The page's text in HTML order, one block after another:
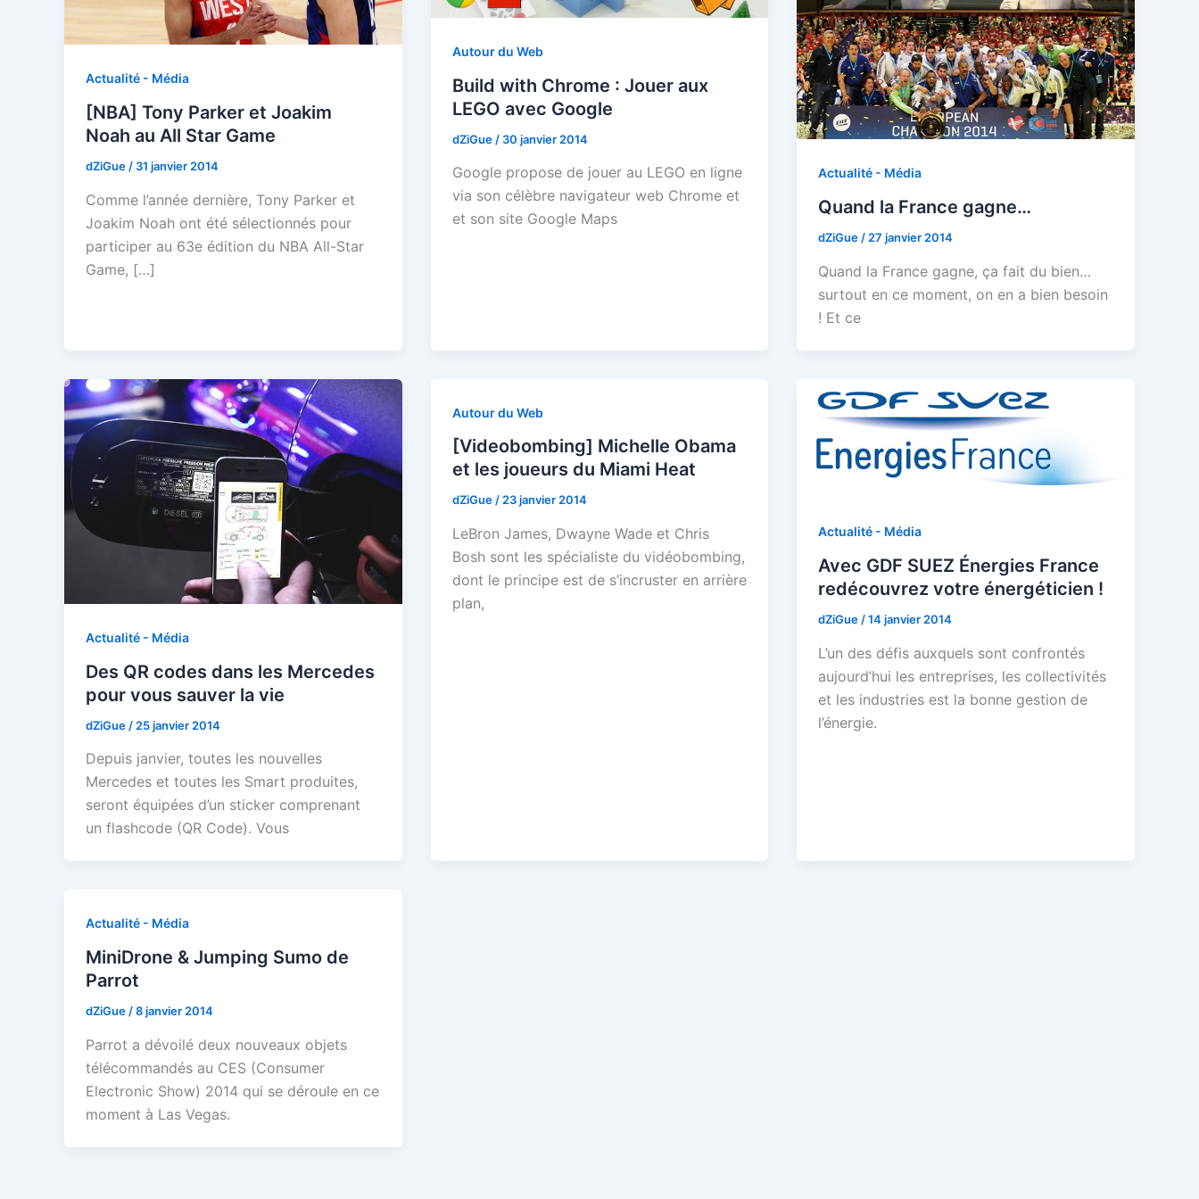
Actualité - Média
[NBA] Tony Parker et Joakim
Noah au All Star Game
dZiGue / 31 janvier 2014
Comme l’année dernière, Tony Parker et
Joakim Noah ont été sélectionnés pour
participer au 63e édition du NBA All-Star
Game, […]
Autour du Web
Build with Chrome : Jouer aux
LEGO avec Google
dZiGue / 30 janvier 2014
Google propose de jouer au LEGO en ligne
via son célèbre navigateur web Chrome et
et son site Google Maps
Actualité - Média
Quand la France gagne…
dZiGue / 27 janvier 2014
Quand la France gagne, ça fait du bien…
surtout en ce moment, on en a bien besoin
! Et ce
Actualité - Média
Des QR codes dans les Mercedes
pour vous sauver la vie
dZiGue / 25 janvier 2014
Depuis janvier, toutes les nouvelles
Mercedes et toutes les Smart produites,
seront équipées d’un sticker comprenant
un flashcode (QR Code). Vous
Autour du Web
[Videobombing] Michelle Obama
et les joueurs du Miami Heat
dZiGue/23 janvier 2014
LeBron James, Dwayne Wade et Chris
Bosh sont les spécialiste du vidéobombing,
dont le principe est de s’incruster en arrière
plan,
Actualité - Média
Avec GDF SUEZ Énergies France
redécouvrez votre énergéticien !
dZiGue /14 janvier 2014
L’un des défis auxquels sont confrontés
aujourd’hui les entreprises, les collectivités
et les industries est la bonne gestion de
l’énergie.
Actualité - Média
MiniDrone & Jumping Sumo de
Parrot
dZiGue /8 janvier 2014
Parrot a dévoilé deux nouveaux objets
télécommandés au CES (Consumer
Electronic Show) 2014 qui se déroule en ce
moment à Las Vegas.